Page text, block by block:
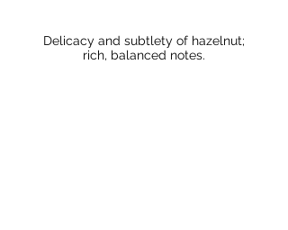
Delicacy and subtlety of hazelnut;
rich, balanced notes.